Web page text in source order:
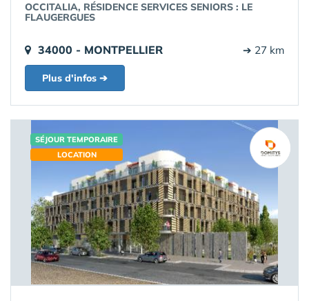
OCCITALIA, RÉSIDENCE SERVICES SENIORS : LE
FLAUGERGUES
34000 - MONTPELLIER ➔ 27 km
Plus d'infos ➔
SÉJOUR TEMPORAIRE
LOCATION